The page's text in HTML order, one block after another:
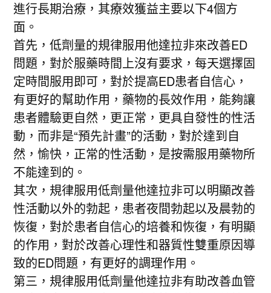
進行長期治療，其療效獲益主要以下4個方
面。
首先，低劑量的規律服用他達拉非來改善ED
問題，對於服藥時間上沒有要求，每天選擇固
定時間服用即可，對於提高ED患者自信心，
有更好的幫助作用，藥物的長效作用，能夠讓
患者體驗更自然，更正常，更具自發性的性活
動，而非是“預先計畫”的活動，對於達到自
然，愉快，正常的性活動，是按需服用藥物所
不能達到的。
其次，規律服用低劑量他達拉非可以明顯改善
性活動以外的勃起，患者夜間勃起以及晨勃的
恢復，對於患者自信心的培養和恢復，有明顯
的作用，對於改善心理性和器質性雙重原因導
致的ED問題，有更好的調理作用。
第三，規律服用低劑量他達拉非有助改善血管